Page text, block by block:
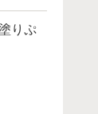
りぷ